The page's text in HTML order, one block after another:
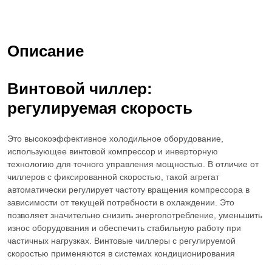
Описание
Винтовой чиллер:
регулируемая скорость
Это высокоэффективное холодильное оборудование,
использующее винтовой компрессор и инверторную
технологию для точного управления мощностью. В отличие от
чиллеров с фиксированной скоростью, такой агрегат
автоматически регулирует частоту вращения компрессора в
зависимости от текущей потребности в охлаждении. Это
позволяет значительно снизить энергопотребление, уменьшить
износ оборудования и обеспечить стабильную работу при
частичных нагрузках. Винтовые чиллеры с регулируемой
скоростью применяются в системах кондиционирования